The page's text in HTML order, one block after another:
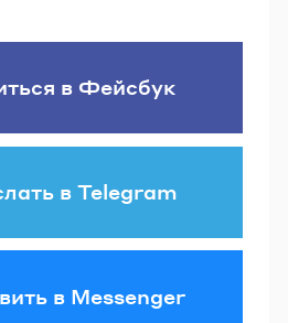
в Фейсбук
в Telegram
в Messenger